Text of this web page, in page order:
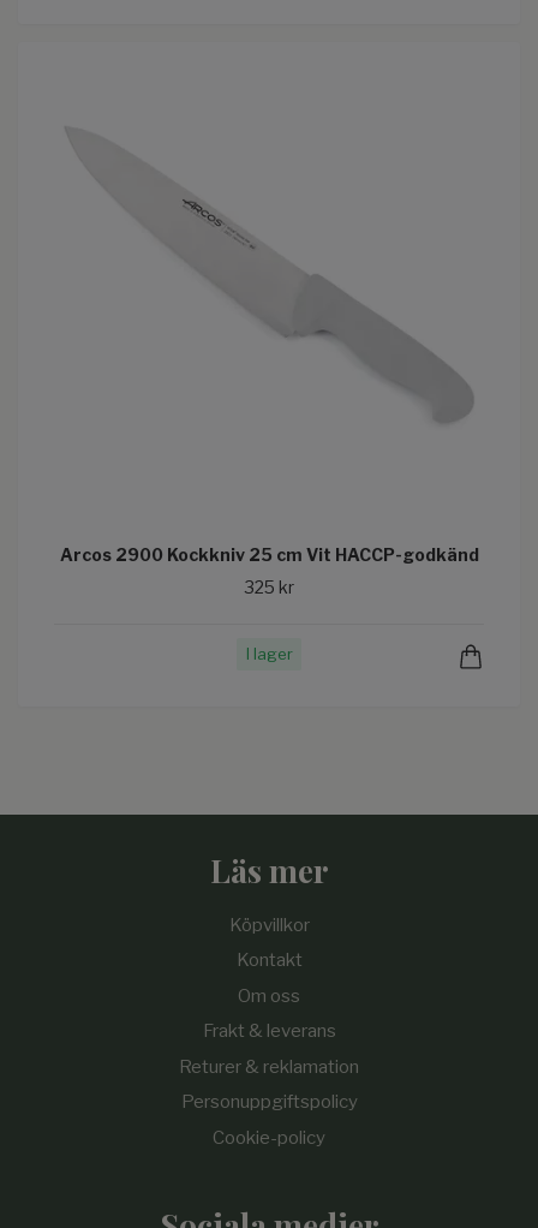
Arcos 2900 Kockkniv 25 cm Vit HACCP-godkänd
325 kr
I lager
Läs mer
Köpvillkor
Kontakt
Om oss
Frakt & leverans
Returer & reklamation
Personuppgiftspolicy
Cookie-policy